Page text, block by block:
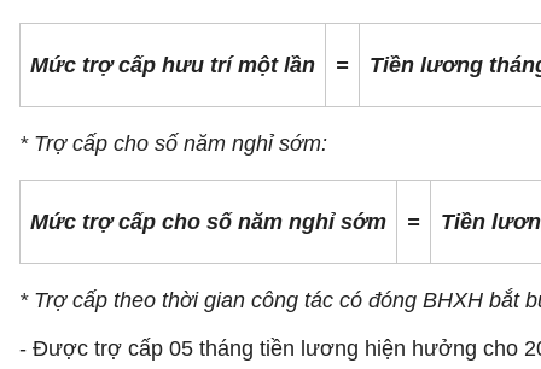
Mức trợ cấp hưu trí một lần = Tiền lương
* Trợ cấp cho số năm nghỉ sớm:
Mức trợ cấp cho số năm nghỉ sớm = Tiền
* Trợ cấp theo thời gian công tác có đóng BHXH bắt
- Được trợ cấp 05 tháng tiền lương hiện hưởng cho